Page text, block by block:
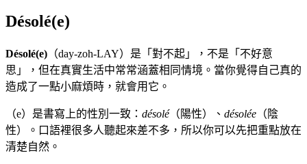
Désolé(e)
Désolé(e) （day-zoh-LAY）是「對不起」，不是「不好意
思」，但在真實生活中常常涵蓋相同情境。當你覺得自己真的
造成了一點小麻煩時，就會用它。
（e）是書寫上的性別一致： désolé（陽性）、 désolée （陰
性）。口語裡很多人聽起來差不多，所以你可以先把重點放在
清楚自然。